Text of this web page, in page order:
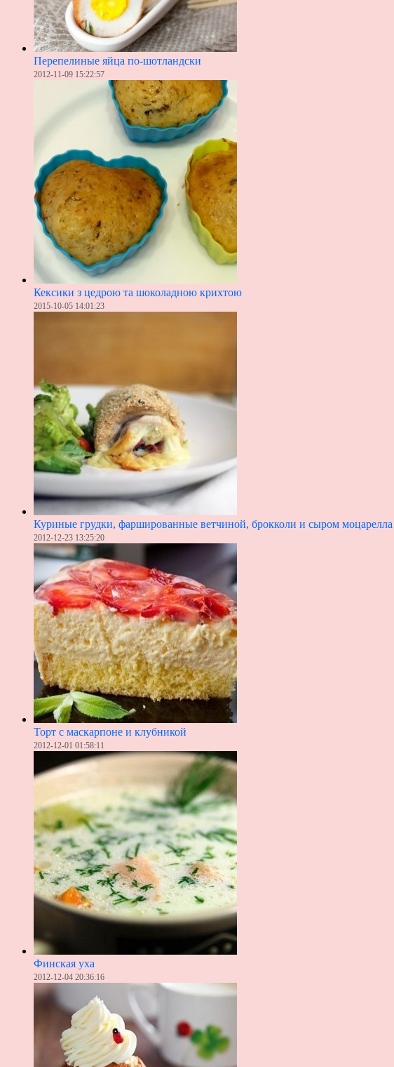
Перепелиные яйца по-шотландски
2012-11-09 15:22:57
Кексики з цедрою та шоколадною крихтою
2015-10-05 14:01:23
Куриные грудки, фаршированные ветчиной, брокколи и сыром моцарелла
2012-12-23 13:25:20
Торт с маскарпоне и клубникой
2012-12-01 01:58:11
Финская уха
2012-12-04 20:36:16